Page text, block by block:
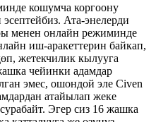
кошумча коргоону
Ата-энелерди
менен онлайн режиминде
иш-аракеттерин байкап,
жетекчилик кылууга
чейинки адамдар
эмес, ошондой эле Civen
атайылап жеке
Эгер сиз 16 жашка